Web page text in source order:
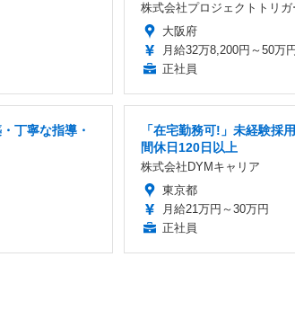
株式会社プロジェクトトリガ
大阪府
月給32万8,200円～50万円
正社員
丁寧な指導・
「在宅勤務可!」未経験採
間休日120日以上
株式会社DYMキャリア
東京都
月給21万円～30万円
正社員